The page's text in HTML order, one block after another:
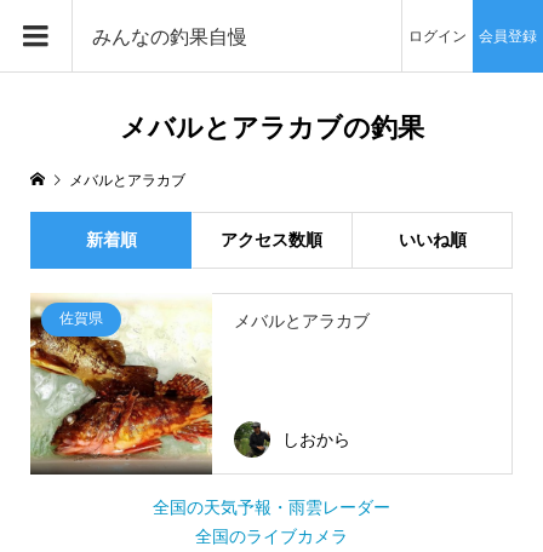
みんなの釣果自慢 ログイン 会員登録
メバルとアラカブの釣果
メバルとアラカブ
新着順 アクセス数順 いいね順
佐賀県 メバルとアラカブ
しおから
全国の天気予報・雨雲レーダー
全国のライブカメラ